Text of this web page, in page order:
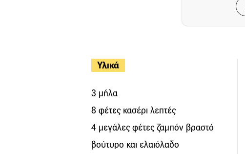
Υλικά
3 μήλα
8 φέτες κασέρι λεπτές
4 μεγάλες φέτες ζαμπόν βραστό
βούτυρο και ελαιόλαδο